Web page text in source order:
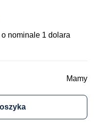
o nominale 1 dolara
Mamy